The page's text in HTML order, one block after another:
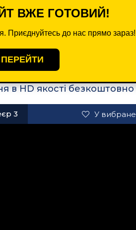
ВЖЕ ГОТОВИЙ!
Приєднуйтесь до нас прямо зараз!
ПЕРЕЙТИ
в HD якості безкоштовно
3 У вибране